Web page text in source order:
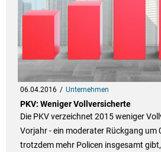
06.04.2016 Unternehmen
PKV: Weniger Vollversicherte
Die PKV verzeichnet 2015 weniger
Vorjahr - ein moderater Rückgang um
trotzdem mehr Policen insgesamt